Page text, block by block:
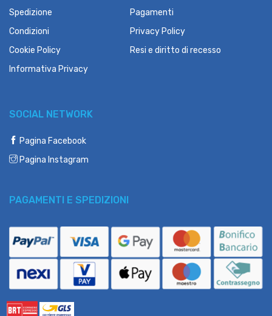
Spedizione
Pagamenti
Condizioni
Privacy Policy
Cookie Policy
Resi e diritto di recesso
Informativa Privacy
SOCIAL NETWORK
Pagina Facebook
Pagina Instagram
PAGAMENTI E SPEDIZIONI